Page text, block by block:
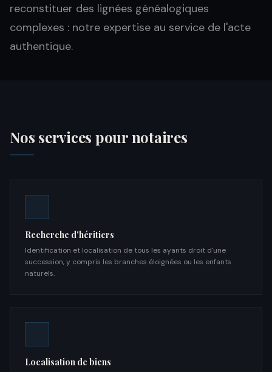
reconstituer des lignées généalogiques
complexes : notre expertise au service de l'acte
authentique.
Nos services pour notaires
Recherche d'héritiers
Identification et localisation de tous les ayants droit d'une
succession, y compris les branches éloignées ou les enfants
naturels.
Localisation de biens